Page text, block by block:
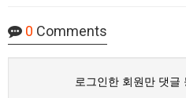
0 Comments
로그인한 회원만 댓글